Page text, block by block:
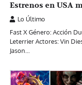
Estrenos en USA
Lo Último
Fast X Género: Acción
Leterrier Actores: Vin
Jason…